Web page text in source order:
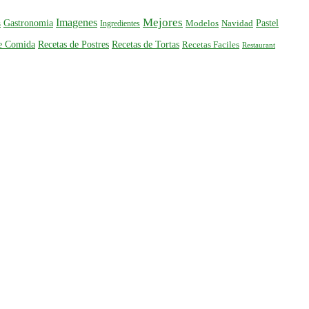
Gastronomia Imagenes Ingredientes Mejores Modelos Navidad Pastel
Comida Recetas de Postres Recetas de Tortas Recetas Faciles Restaurant